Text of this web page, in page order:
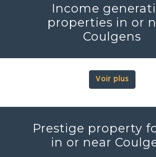
Income
properties in or
Coulgens
Voir plus
Prestige property
in or near